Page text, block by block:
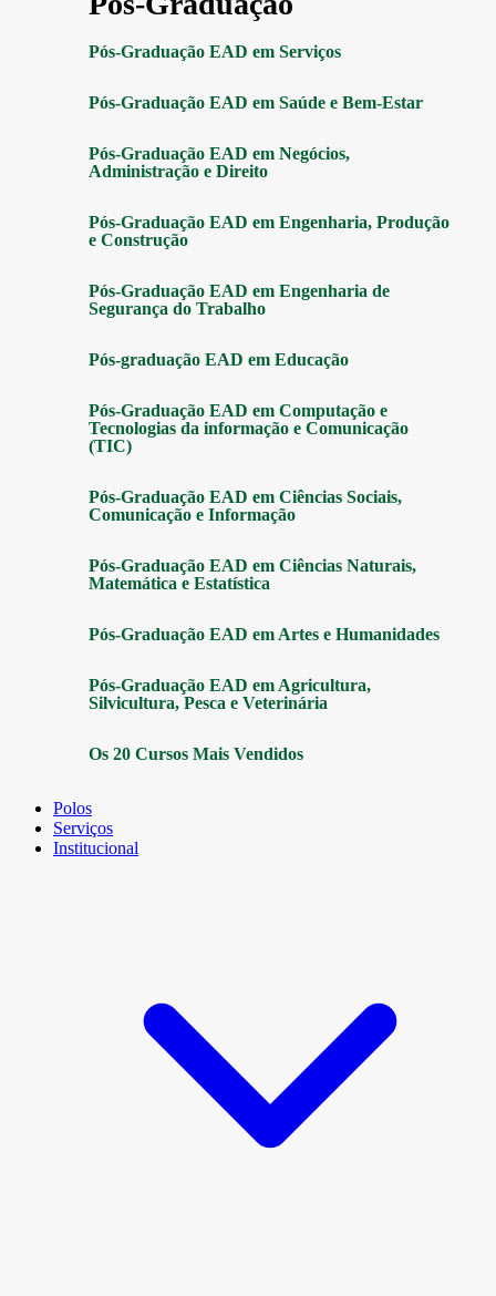
Pós-Graduação EAD em Serviços
Pós-Graduação EAD em Saúde e Bem-Estar
Pós-Graduação EAD em Negócios,
Administração e Direito
Pós-Graduação EAD em Engenharia, Produção
e Construção
Pós-Graduação EAD em Engenharia de
Segurança do Trabalho
Pós-graduação EAD em Educação
Pós-Graduação EAD em Computação e
Tecnologias da informação e Comunicação
(TIC)
Pós-Graduação EAD em Ciências Sociais,
Comunicação e Informação
Pós-Graduação EAD em Ciências Naturais,
Matemática e Estatística
Pós-Graduação EAD em Artes e Humanidades
Pós-Graduação EAD em Agricultura,
Silvicultura, Pesca e Veterinária
Os 20 Cursos Mais Vendidos
Polos
Serviços
Institucional